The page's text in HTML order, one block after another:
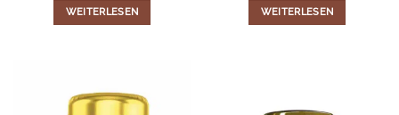
WEITERLESEN WEITERLESEN